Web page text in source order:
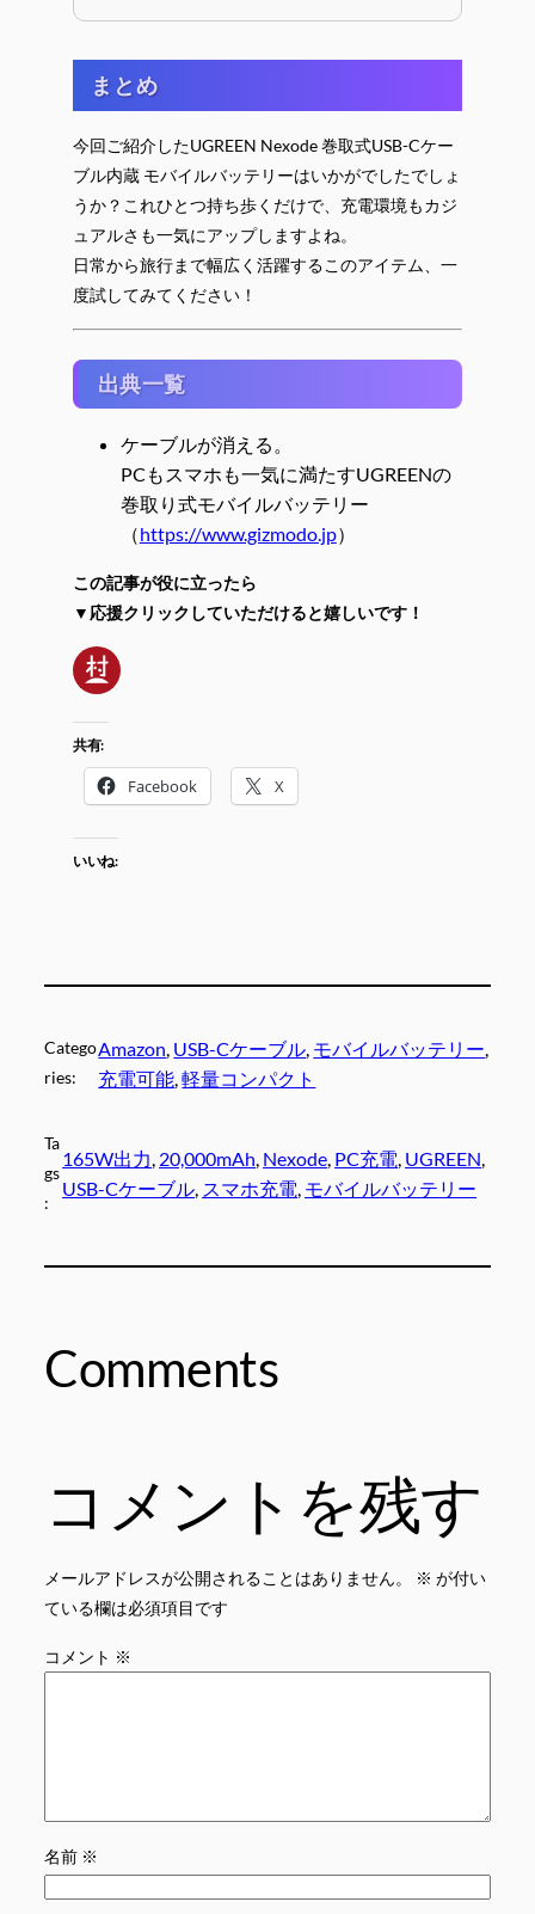
まとめ
今回ご紹介したUGREEN Nexode 巻取式USB-Cケー
ブル内蔵 モバイルバッテリーはいかがでしたでしょ
うか？これひとつ持ち歩くだけで、充電環境もカジ
ュアルさも一気にアップしますよね。
日常から旅行まで幅広く活躍するこのアイテム、一
度試してみてください！
出典一覧
ケーブルが消える。
PCもスマホも一気に満たすUGREENの
巻取り式モバイルバッテリー
（https://www.gizmodo.jp）
この記事が役に立ったら
▼応援クリックしていただけると嬉しいです！
共有:
Facebook X
いいね:
Catego
ries:
Amazon, USB-Cケーブル, モバイルバッテリー
充電可能, 軽量コンパクト
Ta
gs
:
165W出力, 20,000mAh, Nexode, PC充電, UGREEN
USB-Cケーブル, スマホ充電, モバイルバッテリー
Comments
コメントを残す
メールアドレスが公開されることはありません。 ※ が付い
ている欄は必須項目です
コメント ※
名前 ※